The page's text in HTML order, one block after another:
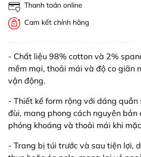
Thanh toán online
Cam kết chính hãng
- Chất liệu 98% cotton và 2%
mềm mại, thoải mái và độ co giãn
vận động.
- Thiết kế form rộng với dáng quần
đùi, mang phong cách nguyên bản
phóng khoáng và thoải mái khi
- Trang bị túi trước và sau tiện lợi,